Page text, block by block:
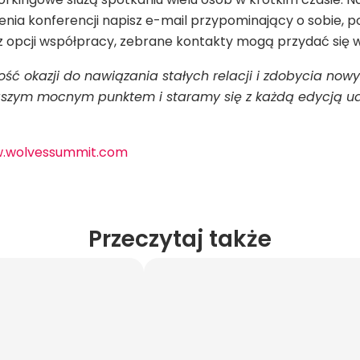
konferencji napisz e-mail przypominający o sobie,
współpracy, zebrane kontakty mogą przydać się
okazji do nawiązania stałych relacji i zdobycia
mocnym punktem i staramy się z każdą edycją
Przeczytaj także